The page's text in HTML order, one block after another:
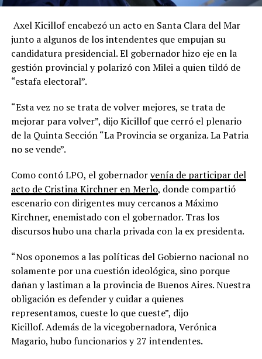
Axel Kicillof encabezó un acto en Santa Clara del Mar
junto a algunos de los intendentes que empujan su
candidatura presidencial. El gobernador hizo eje en la
gestión provincial y polarizó con Milei a quien tildó de
“estafa electoral”.
“Esta vez no se trata de volver mejores, se trata de
mejorar para volver”, dijo Kicillof que cerró el plenario
de la Quinta Sección “La Provincia se organiza. La Patria
no se vende”.
Como contó LPO, el gobernadorvenía de participar del
acto de Cristina Kirchner en Merlo, donde compartió
escenario con dirigentes muy cercanos a Máximo
Kirchner, enemistado con el gobernador. Tras los
discursos hubo una charla privada con la ex presidenta.
“Nos oponemos a las políticas del Gobierno nacional no
solamente por una cuestión ideológica, sino porque
dañan y lastiman a la provincia de Buenos Aires. Nuestra
obligación es defender y cuidar a quienes
representamos, cueste lo que cueste”, dijo
Kicillof.Además de la vicegobernadora, Verónica
Magario, hubo funcionarios y 27 intendentes.